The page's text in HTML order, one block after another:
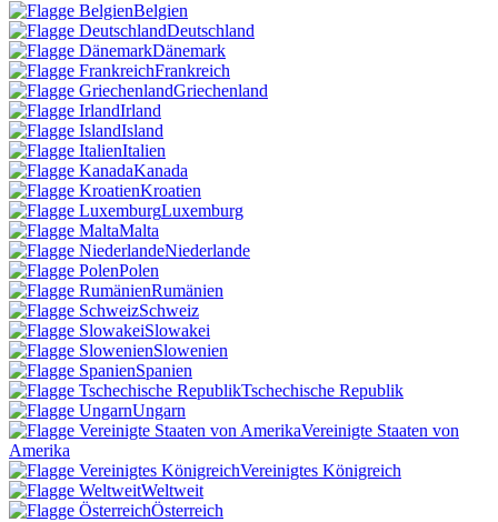
Belgien
Deutschland
Dänemark
Frankreich
Griechenland
Irland
Island
Italien
Kanada
Kroatien
Luxemburg
Malta
Niederlande
Polen
Rumänien
Schweiz
Slowakei
Slowenien
Spanien
Tschechische Republik
Ungarn
Vereinigte Staaten von
Amerika
Vereinigtes Königreich
Weltweit
Österreich